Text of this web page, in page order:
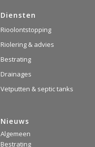
Diensten
Rioolontstopping
Riolering & advies
Bestrating
Drainages
Vetputten & septic tanks
Nieuws
Algemeen
Bestrating